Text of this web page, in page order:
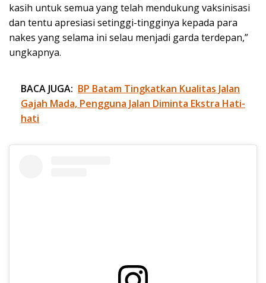
kasih untuk semua yang telah mendukung vaksinisasi
dan tentu apresiasi setinggi-tingginya kepada para
nakes yang selama ini selau menjadi garda terdepan,”
ungkapnya.
BACA JUGA: BP Batam Tingkatkan Kualitas Jalan
Gajah Mada, Pengguna Jalan Diminta Ekstra Hati-
hati